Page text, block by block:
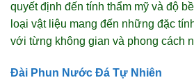
quyết định đến tính thẩm mỹ và độ
loại vật liệu mang đến những đặc
với từng không gian và phong cách
Đài Phun Nước Đá Tự Nhiên